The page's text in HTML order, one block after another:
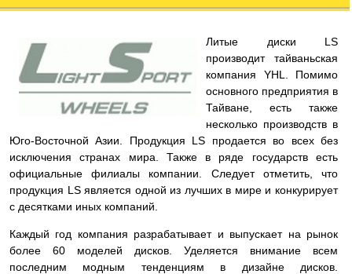
Литые диски LS
производит тайваньская
компания YHL. Помимо
основного предприятия в
Тайване, есть также
несколько производств в
Юго-Восточной Азии. Продукция LS продается во всех без
исключения странах мира. Также в ряде государств есть
официальные филиалы компании. Следует отметить, что
продукция LS является одной из лучших в мире и конкурирует
с десятками иных компаний.
Каждый год компания разрабатывает и выпускает на рынок
более 60 моделей дисков. Уделяется внимание всем
последним модным тенденциям в дизайне дисков.